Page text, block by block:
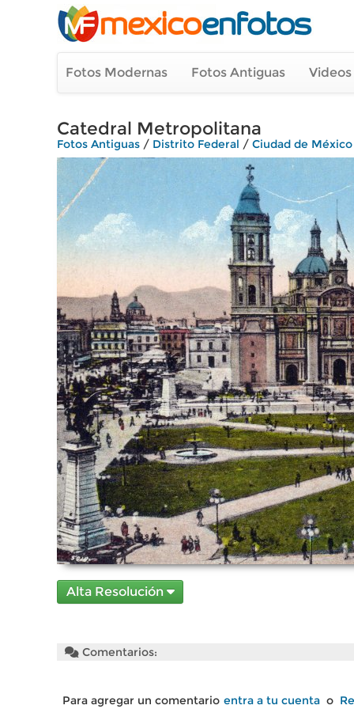
Fotos Modernas Fotos Antiguas
Catedral Metropolitana
Fotos Antiguas / Distrito Federal / Ciudad de México
Alta Resolución
Comentarios:
Para agregar un comentario entra a tu cuenta o